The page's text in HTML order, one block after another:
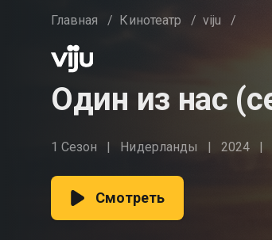
Главная / Кинотеатр / viju /
Один из нас
1 Сезон Нидерланды 2024
Смотреть